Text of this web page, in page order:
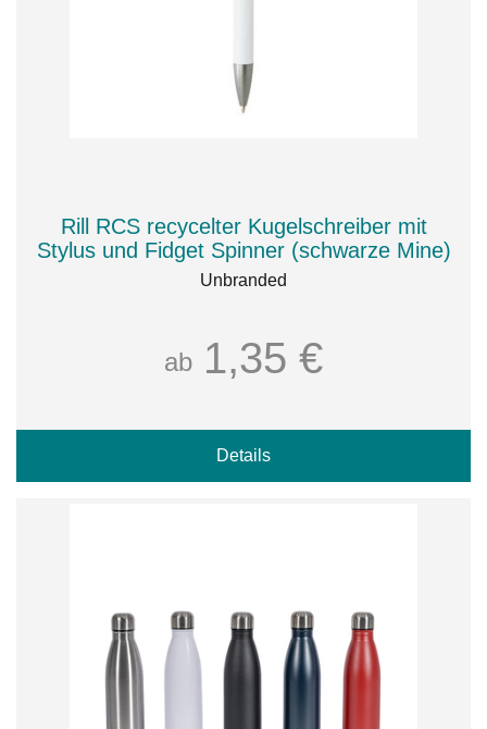
Rill RCS recycelter Kugelschreiber mit
Stylus und Fidget Spinner (schwarze Mine)
Unbranded
ab 1,35 €
Details